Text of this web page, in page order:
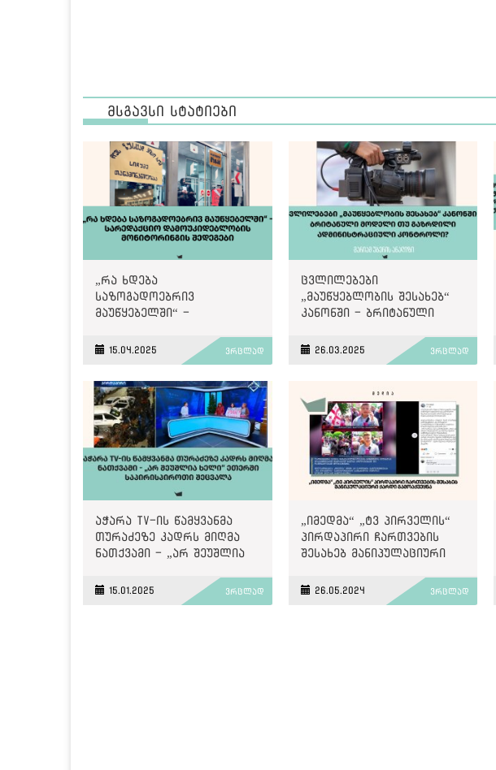
მსგავსი სტატიები
„რა ხდება
საზოგადოებრივ
მაუწყებელში“ -
დამოუკიდებლობის
მონიტორინგის შედეგები
15.04.2025 ვრცლად
ცვლილებები
„მაუწყებლობის შესახებ“
კანონში - ბრიტანული
ადმინისტრაციული
26.03.2025 ვრცლად
აჭარა TV-ის წამყვანმა
თურაძეზე კადრს მიღმა
ნათქვამი - „არ შეუშლია
საპირისპიროთი შეცვალა
15.01.2025 ვრცლად
„იმედმა“ „ტვ პირველის“
პირდაპირი ჩართვების
შესახებ მანიპულაციური
26.05.2024 ვრცლად